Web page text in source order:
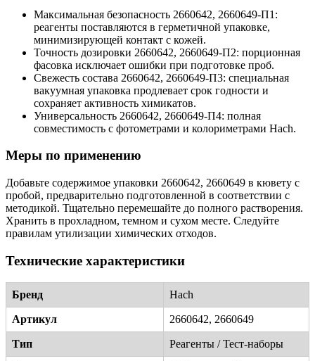
Максимальная безопасность 2660642, 2660649-П1:
реагенты поставляются в герметичной упаковке,
минимизирующей контакт с кожей.
Точность дозировки 2660642, 2660649-П2: порционная
фасовка исключает ошибки при подготовке проб.
Свежесть состава 2660642, 2660649-П3: специальная
вакуумная упаковка продлевает срок годности и
сохраняет активность химикатов.
Универсальность 2660642, 2660649-П4: полная
совместимость с фотометрами и колориметрами Hach.
Меры по применению
Добавьте содержимое упаковки 2660642, 2660649 в кювету с
пробой, предварительно подготовленной в соответствии с
методикой. Тщательно перемешайте до полного растворения.
Хранить в прохладном, темном и сухом месте. Следуйте
правилам утилизации химических отходов.
Технические характеристики
Бренд Hach
Артикул 2660642, 2660649
Тип Реагенты / Тест-наборы